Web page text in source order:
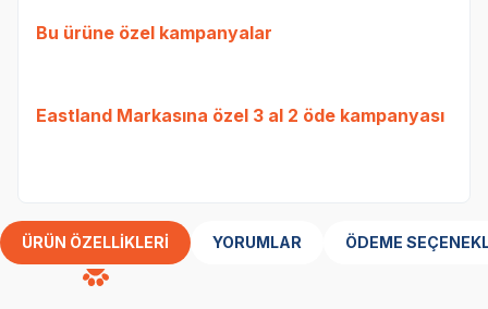
Bu ürüne özel kampanyalar
Eastland Markasına özel 3 al 2 öde kampanyası
ÜRÜN ÖZELLIKLERI YORUMLAR ÖDEME